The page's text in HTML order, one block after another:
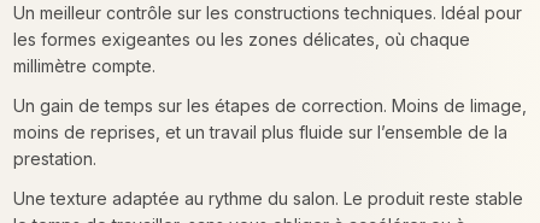
Un meilleur contrôle sur les constructions techniques. Idéal pour
les formes exigeantes ou les zones délicates, où chaque
millimètre compte.
Un gain de temps sur les étapes de correction. Moins de limage,
moins de reprises, et un travail plus fluide sur l’ensemble de la
prestation.
Une texture adaptée au rythme du salon. Le produit reste stable